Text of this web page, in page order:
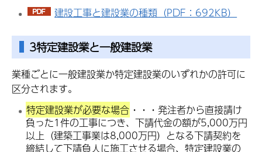
建設工事と建設業の種類（PDF：692KB）
3特定建設業と一般建設業
業種ごとに一般建設業か特定建設業のいずれかの許可に
区分されます。
特定建設業が必要な場合 ・・・発注者から直接請け
負った1件の工事につき、下請代金の額が5,000万円
以上（建築工事業は8,000万円）となる下請契約を
締結して下請負人に施工させる場合、特定建設業の